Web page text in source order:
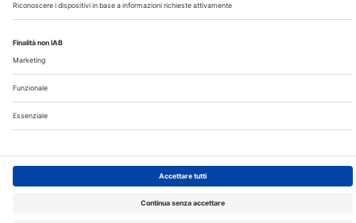
| Tel. 02/881841 | Sede legale: Viale Enrico Forlanini 21 -
Registrazione Tribunale di Milano n° 5578/2022 del
5/05/2022